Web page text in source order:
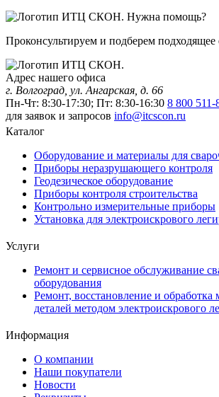
Нужна помощь?
Проконсультируем и подберем подходящее
Адрес нашего офиса
г. Волгоград, ул. Ангарская, д. 66
Пн-Чт: 8:30-17:30; Пт: 8:30-16:30 8 800 511-
для заявок и запросов info@itcscon.ru
Каталог
Оборудование и материалы для
Приборы неразрушающего контроля
Геодезическое оборудование
Приборы контроля строительства
Контрольно измерительные приборы
Установка для электроискрового
Услуги
Ремонт и сервисное обслуживание
оборудования
Ремонт, восстановление и обработка
деталей методом электроискрового
Информация
О компании
Наши покупатели
Новости